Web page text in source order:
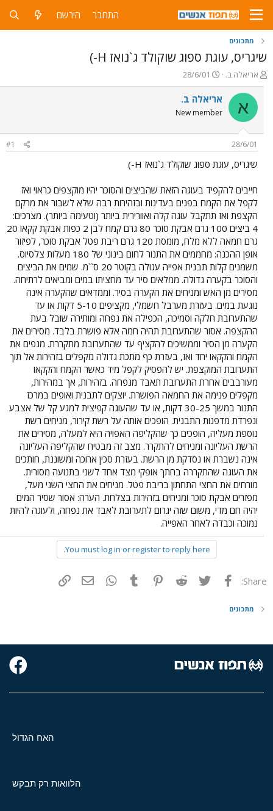
התחבר הירשם
מתכונים
שיגריס, עוגת ספוג שוקולד ג`נואז H-)
פ
ו
ת
ח
ה
ש
א
אריאלה ב.
פ
ו
ר
ם
ר
28/6/01
א אריאלה ב.
New member
28/6/01
#1
שיגריס, עוגת ספוג שוקולד ג`נואז H-)
חייבים להקפיד בעוגה הזאת שהביצים והסוכר יהיו מוקצפים כראוי ואז
לקפל את הקמח בפנים בעדינות ובזהירות רבה שלא לשבור את מרקם
הקצפת ואז תתקבל עוגה קלה ואוורירית ביותר (וטעימה ביותר). מצרכים:
4 ביצים 100 גרם אבקת סוכר 80 גרם קמח לבן 2 כפות אבקת קקאו 20
גרם חמאה ללא מלח, מומסת 120 גרם ריבת פטל אבקת סוכר, לפיזור
אופן ההכנה: מחממים את התנור לחום בינוני של 180 מעלות צלסיוס.
משמנים קלות תבנית אפייה עגולה בקוטר 20 ס``מ. שמים את הביצים
והסוכר בקערה גדולה. ממלאים סיר עד מחציתו במים ומביאים לרתיחה.
מסירים מן האש ומניחים את הקערה בסיר. וממדאים שהקערה אינה
נוגעת במים. בעזרת מערבל חשמלי, מקציפים 5-10 דקות או עד
שהתערובת חלקה וסמיכה, הכפילה את נפחה ומותירה שובל בעת
ההקצפה. אסור שהתערובת תהיה חמה אלא פושרת בלבד. מסירים את
הקערה מן הסיר וממשיכים להקציף עד שהתערובת מתקררת. מנפים את
הקמח והקקאו יחד ואז, בעזרת כף מתכת גדולה מקפלים בזהירות אל תוך
התערובת המוקצפת. יש להפסיק לקפל מיד כאשר הקמח והקקאו
מעורבבים אחרת התערובת תאבד מנפחה. בזהירות, אך במהירות,
מקפלים פנימה את החמאה הפושרת. יוצקים לתבנית ואופים במרכז
התנור במשך 30-25 דקות, או עד שהעוגה קפיצית למגע קל של אצבע
ונפרדת מדפנות התבנית. הופכים אותה על רשת קירור, מניחים רשת
נוספת מעליה, הופכים כך שהקליפה האפויה היא למעלה, מסירים את
הרשת העליונה ומניחים להתקרר. מצב זה מבטיח שהקליפה העליונה
אינה נשברת או נסדקת מן הרשת. בעזרת סכין ארוכה ומשוננת, חותכים
את העוגה שהתקררה בחתך אופקי מצד אחד לשני בתנועה מסורית.
מורחים את החצי התחתון בריבת פטל. מניחים את החצי השני מעל,
מפזרים אבקת סוכר ומניחים בזהירות בצלחת. הערה: אסור שסיר המים
יהיה חם מדי, משום שזה יגרום לתערובת לאבד את נפחה, ולעוגה להיות
נמוכה וכבדה לאחר האפייה.
You must log in or register to reply here.
Share: פייסבוק Twitter
Reddit
Pinterest
Tumblr
WhatsAppדואר אלקטרוני
מתכונים
האח הגדול
הלוואות רק תבקש